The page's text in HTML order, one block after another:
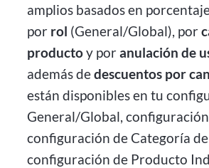
amplios basados en
por rol (General/Global), por
productoy poranulación de
además dedescuentos por
están disponibles en tu
General/Global,
configuración de Categoría
configuración de Producto